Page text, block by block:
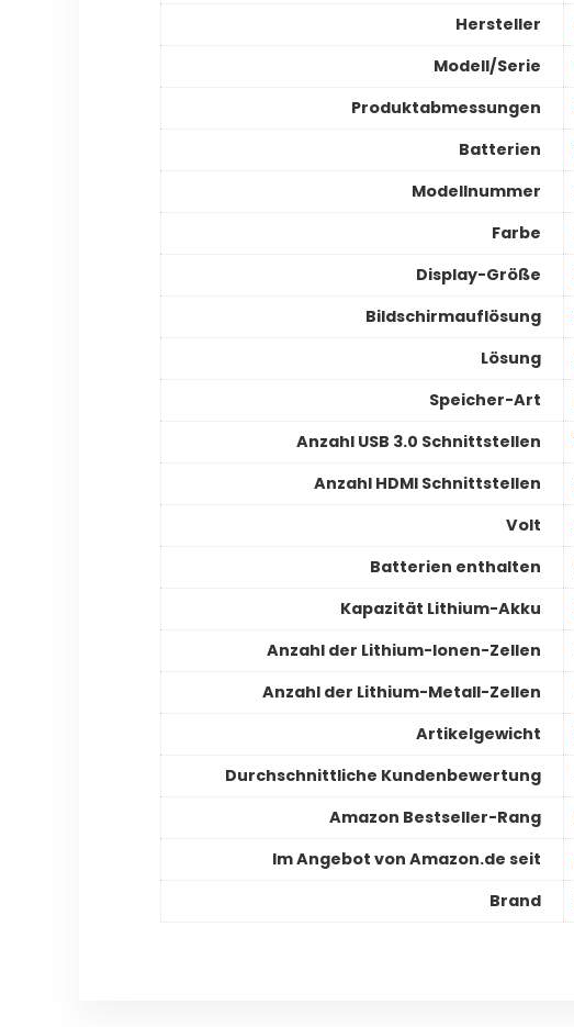
Hersteller
Modell/Serie
Produktabmessungen
Batterien
Modellnummer
Farbe
Display-Größe
Bildschirmauflösung
Lösung
Speicher-Art
Anzahl USB 3.0 Schnittstellen
Anzahl HDMI Schnittstellen
Volt
Batterien enthalten
Kapazität Lithium-Akku
Anzahl der Lithium-Ionen-Zellen
Anzahl der Lithium-Metall-Zellen
Artikelgewicht
Durchschnittliche Kundenbewertung
Amazon Bestseller-Rang
Im Angebot von Amazon.de seit
Brand